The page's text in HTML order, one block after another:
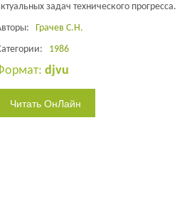
задач технического прогресса.
Грачев С.Н.
1986
djvu